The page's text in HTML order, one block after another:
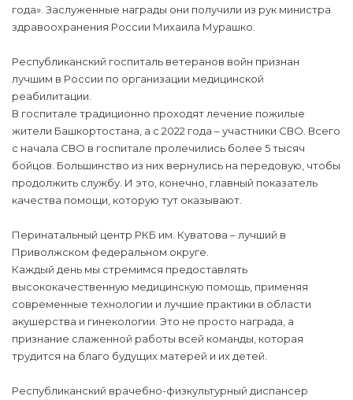
года». Заслуженные награды они получили из рук министра
здравоохранения России Михаила Мурашко.
Республиканский госпиталь ветеранов войн признан
лучшим в России по организации медицинской
реабилитации.
В госпитале традиционно проходят лечение пожилые
жители Башкортостана, а с 2022 года – участники СВО. Всего
с начала СВО в госпитале пролечились более 5 тысяч
бойцов. Большинство из них вернулись на передовую, чтобы
продолжить службу. И это, конечно, главный показатель
качества помощи, которую тут оказывают.
Перинатальный центр РКБ им. Куватова – лучший в
Приволжском федеральном округе.
Каждый день мы стремимся предоставлять
высококачественную медицинскую помощь, применяя
современные технологии и лучшие практики в области
акушерства и гинекологии. Это не просто награда, а
признание слаженной работы всей команды, которая
трудится на благо будущих матерей и их детей.
Республиканский врачебно-физкультурный диспансер